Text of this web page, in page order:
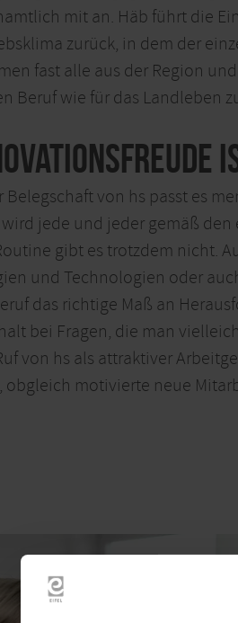
mit an. Häb führt die
zurück, in dem der
fast alle aus der Region
Beruf wie für das Landleben
Belegschaft von hs passt es
jede und jeder gemäß
gibt es trotzdem nicht.
und Technologien oder
das richtige Maß an
bei Fragen, die man
von hs als attraktiver
obgleich motivierte neue